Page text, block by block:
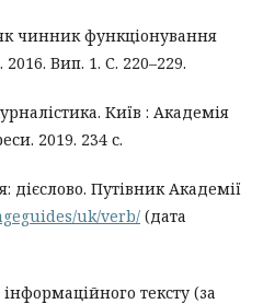
чинник функціонування
Вип. 1. С. 220–229.
Київ : Академія
2019. 234 с.
Путівник Академії
uk/verb/ (дата
тексту (за